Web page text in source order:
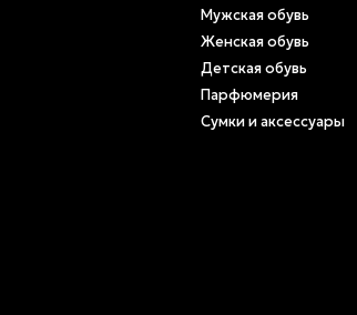
Мужская обувь
Женская обувь
Детская обувь
Парфюмерия
Сумки и аксессуары